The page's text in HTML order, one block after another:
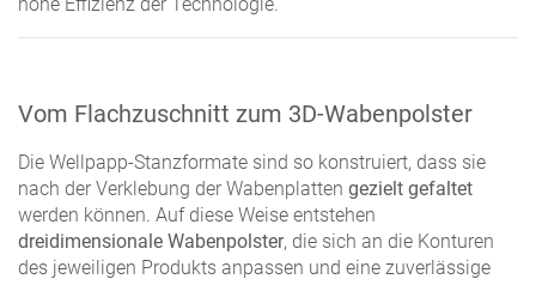
Vom Flachzuschnitt zum 3D-Wabenpolster
Die Wellpapp-Stanzformate sind so konstruiert, dass sie
nach der Verklebung der Wabenplatten gezielt gefaltet
werden können. Auf diese Weise entstehen
dreidimensionale Wabenpolster, die sich an die Konturen
des jeweiligen Produkts anpassen und eine zuverlässige